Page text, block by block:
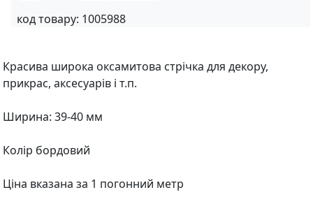
код товару: 1005988
Красива широка оксамитова стрічка для декору,
прикрас, аксесуарів і т.п.
Ширина: 39-40 мм
Колір бордовий
Ціна вказана за 1 погонний метр